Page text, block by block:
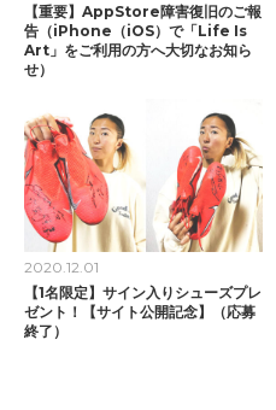
【重要】AppStore障害復旧のご報
告（iPhone（iOS）で「Life Is
Art」をご利用の方へ大切なお知ら
せ）
2020.12.01
【1名限定】サイン入りシューズプレ
ゼント！【サイト公開記念】（応募
終了）